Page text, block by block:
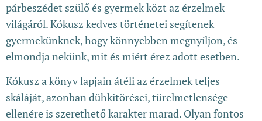
párbeszédet szülő és gyermek közt az érzelmek
világáról. Kókusz kedves történetei segítenek
gyermekünknek, hogy könnyebben megnyíljon, és
elmondja nekünk, mit és miért érez adott esetben.
Kókusz a könyv lapjain átéli az érzelmek teljes
skáláját, azonban dühkitörései, türelmetlensége
ellenére is szerethető karakter marad. Olyan fontos